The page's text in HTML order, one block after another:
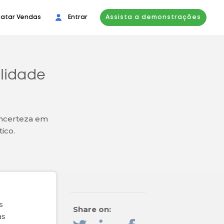
Vendas Entrar Assista a demonstrações
em
Share on: